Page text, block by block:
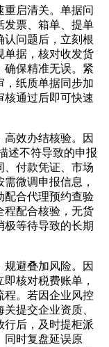
启清关。单据问
发票、箱单、提单
认问题后，立刻根
单据，核对收发货
确保精准无误。紧
，纸质单据同步加
核通过后即可快速
效办结核验。因
述不符导致的申报
、付款凭证、市场
微调申报信息，
配合代理预约查验
程配合核验，无货
极等待导致的长期
避叠加风险。因
核对税费账单，
程。若因企业风控
提交企业资质、
行后，及时提柜派
同时复盘延误原